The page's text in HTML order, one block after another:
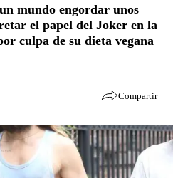
mundo engordar unos
el papel del Joker en la
culpa de su dieta vegana
Compartir